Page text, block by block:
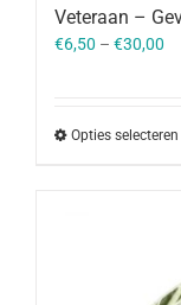
Veteraan –
€6,50 – €30,00
Opties selecteren